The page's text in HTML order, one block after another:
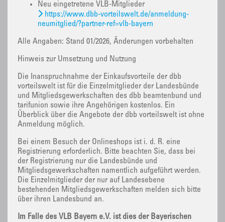
Neu eingetretene VLB-Mitglieder
https://www.dbb-vorteilswelt.de/anmeldung-
neumitglied/?partner-ref=vlb-bayern
Alle Angaben: Stand 01/2026, Änderungen vorbehalten
Hinweis zur Umsetzung und Nutzung
Die Inanspruchnahme der Einkaufsvorteile der dbb
vorteilswelt ist für die Einzelmitglieder der Landesbünde
und Mitgliedsgewerkschaften des dbb beamtenbund und
tarifunion sowie ihre Angehörigen kostenlos. Ein
Überblick über die Angebote der dbb vorteilswelt ist ohne
Anmeldung möglich.
Bei einem Besuch der Onlineshops ist i. d. R. eine
Registrierung erforderlich. Bitte beachten Sie, dass bei
der Registrierung nur die Landesbünde und
Mitgliedsgewerkschaften namentlich aufgeführt werden.
Die Einzelmitglieder der nur auf Landesebene
bestehenden Mitgliedsgewerkschaften melden sich bitte
über ihren Landesbund an.
Im Falle des VLB Bayern e.V. ist dies der Bayerischen